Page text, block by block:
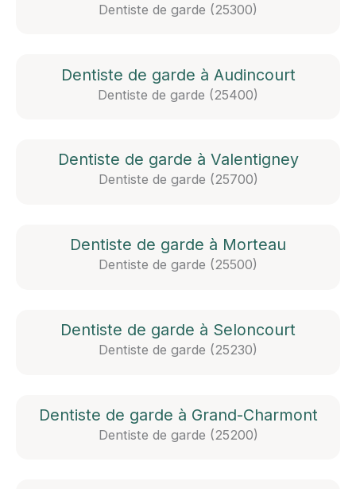
Dentiste de garde (25300)
Dentiste de garde à Audincourt
Dentiste de garde (25400)
Dentiste de garde à Valentigney
Dentiste de garde (25700)
Dentiste de garde à Morteau
Dentiste de garde (25500)
Dentiste de garde à Seloncourt
Dentiste de garde (25230)
Dentiste de garde à Grand-Charmont
Dentiste de garde (25200)